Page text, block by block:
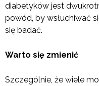
diabetyków jest
powód, by wsłuchiwać
się badać.
Warto się zmienić
Szczególnie, że wiele